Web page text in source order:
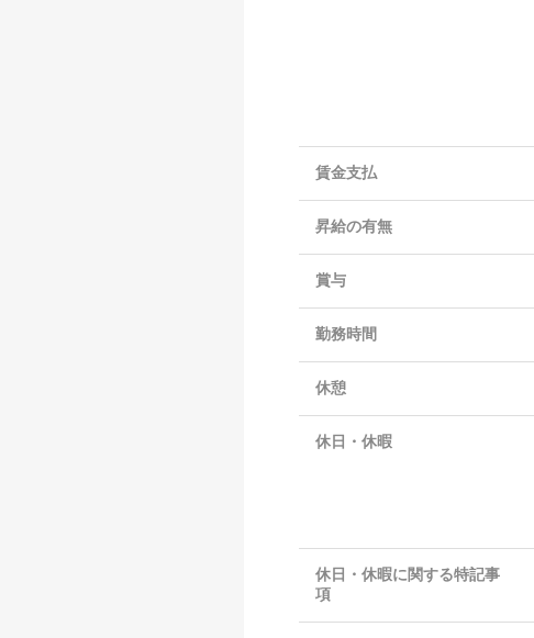
賃金支払
昇給の有無
賞与
勤務時間
休憩
休日・休暇
休日・休暇に関する特記事
項